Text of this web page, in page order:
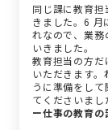
同じ課に教育
きました。6 月
れなので、業務
いきました。
教育担当の方だ
いただきます
うに準備をし
てくださいまし
ー仕事の教育の